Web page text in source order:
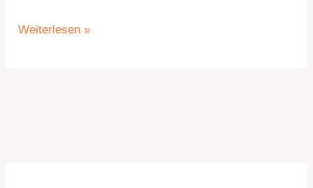
Weiterlesen »